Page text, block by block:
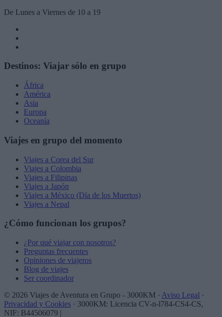
De Lunes a Viernes de 10 a 19
Destinos: Viajar sólo en grupo
África
América
Asia
Europa
Oceanía
Viajes en grupo del momento
Viajes a Corea del Sur
Viajes a Colombia
Viajes a Filipinas
Viajes a Japón
Viajes a México (Día de los Muertos)
Viajes a Nepal
¿Cómo funcionan los grupos?
¿Por qué viajar con nosotros?
Preguntas frecuentes
Opiniones de viajeros
Blog de viajes
Ser coordinador
© 2026 Viajes de Aventura en Grupo - 3000KM · Aviso Legal ·
Privacidad y Cookies · 3000KM: Licencia CV-n-l784-CS4-CS,
NIF: B44506079 |